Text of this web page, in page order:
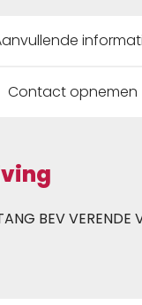
Contact opnemen
BEV VERENDE